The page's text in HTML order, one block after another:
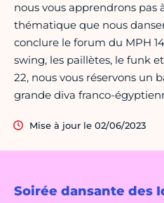
Soirée dansante des
nous vous apprendrons pas
thématique que nous
conclure le forum du MPH
swing, les paillètes, le funk
22, nous vous réservons un
grande diva franco-
Mise à jour le 02/06/2023